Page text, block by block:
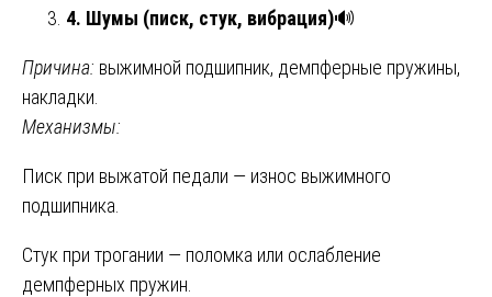
4. Шумы (писк, стук, вибрация)🔊
Причина: выжимной подшипник, демпферные пружины,
накладки.
Механизмы:
Писк при выжатой педали — износ выжимного
подшипника.
Стук при трогании — поломка или ослабление
демпферных пружин.